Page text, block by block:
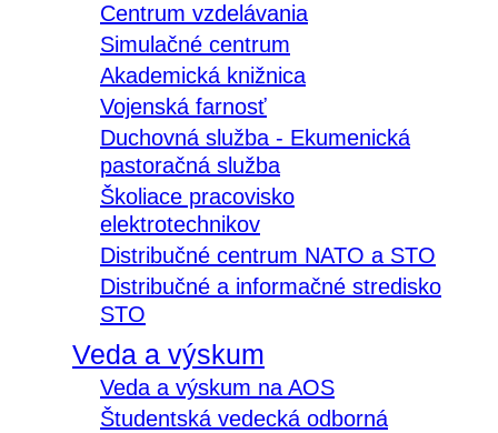
Centrum vzdelávania
Simulačné centrum
Akademická knižnica
Vojenská farnosť
Duchovná služba - Ekumenická
pastoračná služba
Školiace pracovisko
elektrotechnikov
Distribučné centrum NATO a STO
Distribučné a informačné stredisko
STO
Veda a výskum
Veda a výskum na AOS
Študentská vedecká odborná